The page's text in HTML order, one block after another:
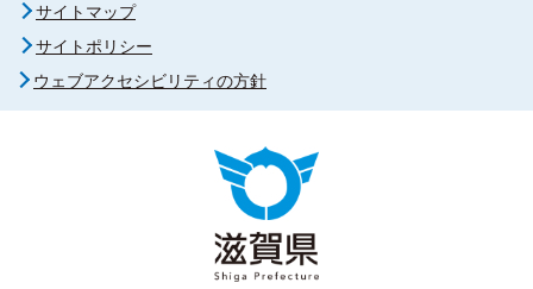
サイトマップ
サイトポリシー
ウェブアクセシビリティの方針